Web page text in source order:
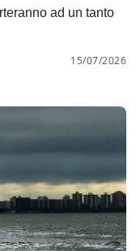
ad un tanto
15/07/2026